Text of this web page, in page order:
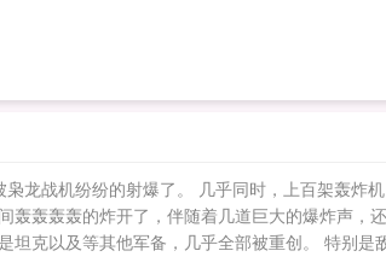
龙战机纷纷的射爆了。 几乎同时，上百架轰炸
轰轰轰的炸开了，伴随着几道巨大的爆炸声，
克以及等其他军备，几乎全部被重创。 特别是